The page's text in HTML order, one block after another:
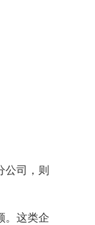
司，则
。这类企